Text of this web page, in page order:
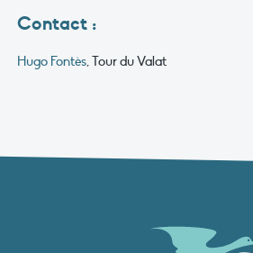
Contact :
Hugo Fontès, Tour du Valat